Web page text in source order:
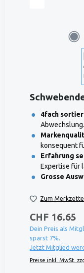
4fach
Abwechslung.
konsequent
Erfahrung
Expertise für
Grosse
Zum
CHF 16.65
Dein Preis als
sparst 7%.
Jetzt Mitglied
Preise inkl. MwSt.